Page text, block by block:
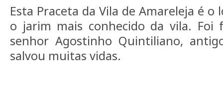
Esta Praceta da Vila de Amareleja é
o jarim mais conhecido da vila. Foi
senhor Agostinho Quintiliano,
salvou muitas vidas.